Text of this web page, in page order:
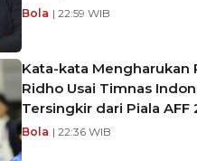
Bola | 22:59 WIB
Kata-kata Mengharukan
Ridho Usai Timnas
Tersingkir dari Piala AFF
Bola | 22:36 WIB